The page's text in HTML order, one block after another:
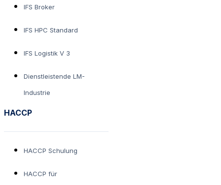
IFS Broker
IFS HPC Standard
IFS Logistik V 3
Dienstleistende LM-
Industrie
HACCP
HACCP Schulung
HACCP für